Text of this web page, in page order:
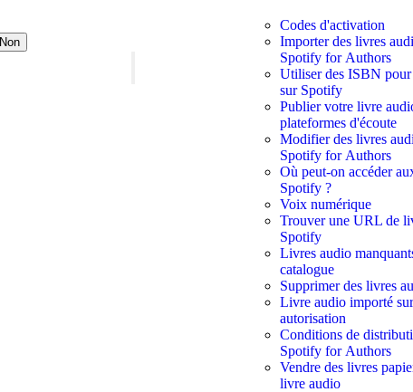
Non
Codes d'activation
Importer des livres
Spotify for Authors
Utiliser des ISBN
sur Spotify
Publier votre livre
plateformes d'écoute
Modifier des livres
Spotify for Authors
Où peut-on accéder
Spotify ?
Voix numérique
Trouver une URL de
Spotify
Livres audio
catalogue
Supprimer des livres
Livre audio importé
autorisation
Conditions de
Spotify for Authors
Vendre des livres
livre audio